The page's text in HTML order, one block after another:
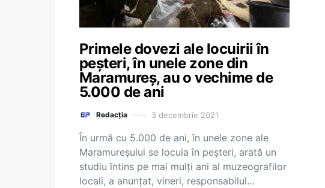
Primele dovezi ale locuirii în
peșteri, în unele zone din
Maramureș, au o vechime de
5.000 de ani
Redacția 3 decembrie 2021
În urmă cu 5.000 de ani, în unele zone ale
Maramureşului se locuia în peşteri, arată un
studiu întins pe mai mulţi ani al muzeografilor
locali, a anunţat, vineri, responsabilul…